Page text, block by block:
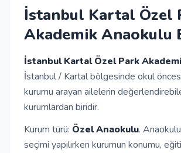
Giriş Yap
Kayıt Ol
Okul Ekle
İstanbul Kartal Özel
Akademik Anaokulu
İstanbul Kartal Özel Park
İstanbul / Kartal bölgesinde okul
kurumu arayan ailelerin
kurumlardan biridir.
Kurum türü: Özel Anaokulu.
seçimi yapılırken kurumun konumu,